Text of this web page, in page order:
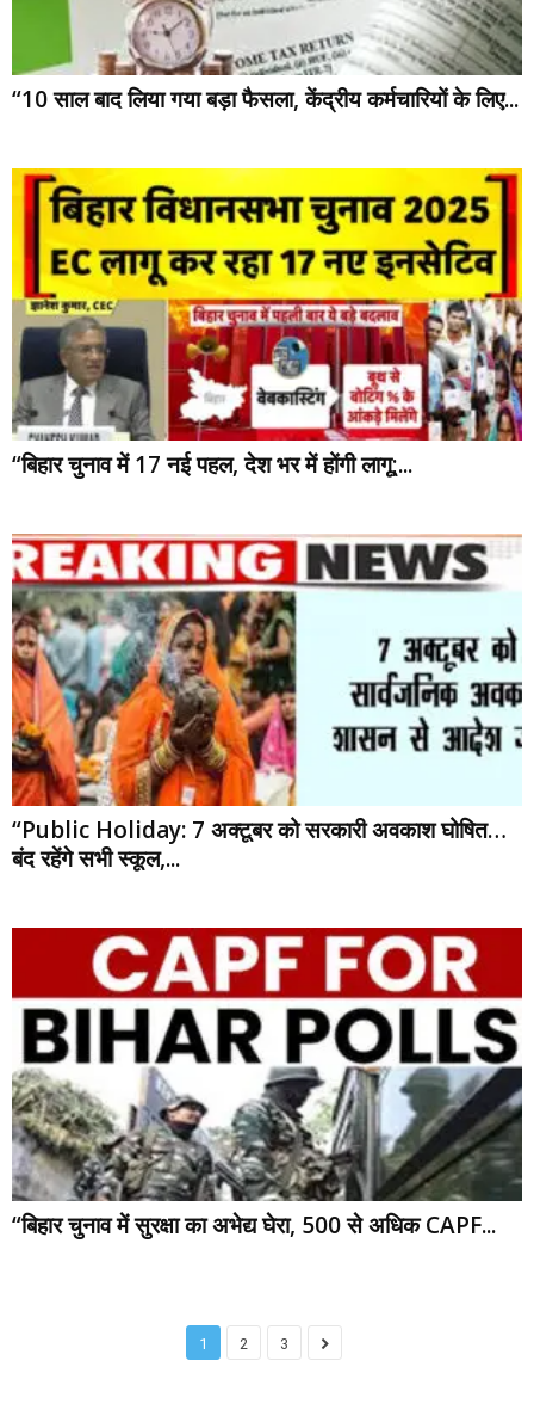
“10 साल बाद लिया गया बड़ा फैसला, केंद्रीय कर्मचारियों के लिए...
“बिहार चुनाव में 17 नई पहल, देश भर में होंगी लागू;...
“Public Holiday: 7 अक्टूबर को सरकारी अवकाश घोषित…
बंद रहेंगे सभी स्कूल,...
“बिहार चुनाव में सुरक्षा का अभेद्य घेरा, 500 से अधिक CAPF...
1 2 3